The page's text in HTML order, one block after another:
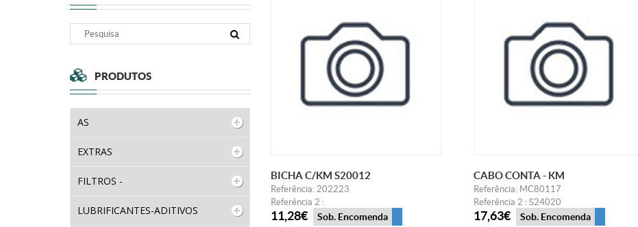
PRODUTOS
AS
EXTRAS
FILTROS -
LUBRIFICANTES-ADITIVOS
BICHA C/KM S20012
Referência: 202223
Referência 2 :
11,28€ Sob. Encomenda
CABO CONTA - KM
Referência: MC80117
Referência 2 : S24020
17,63€ Sob. Encomenda